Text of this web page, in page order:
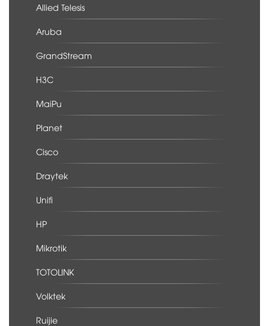
Allied Telesis
Aruba
GrandStream
H3C
MaiPu
Planet
Cisco
Draytek
Unifi
HP
Mikrotik
TOTOLINK
Volktek
Ruijie